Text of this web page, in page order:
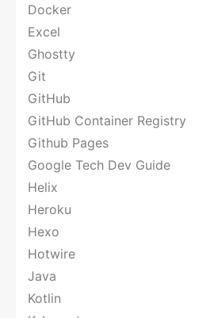
Docker
Excel
Ghostty
Git
GitHub
GitHub Container Registry
Github Pages
Google Tech Dev Guide
Helix
Heroku
Hexo
Hotwire
Java
Kotlin